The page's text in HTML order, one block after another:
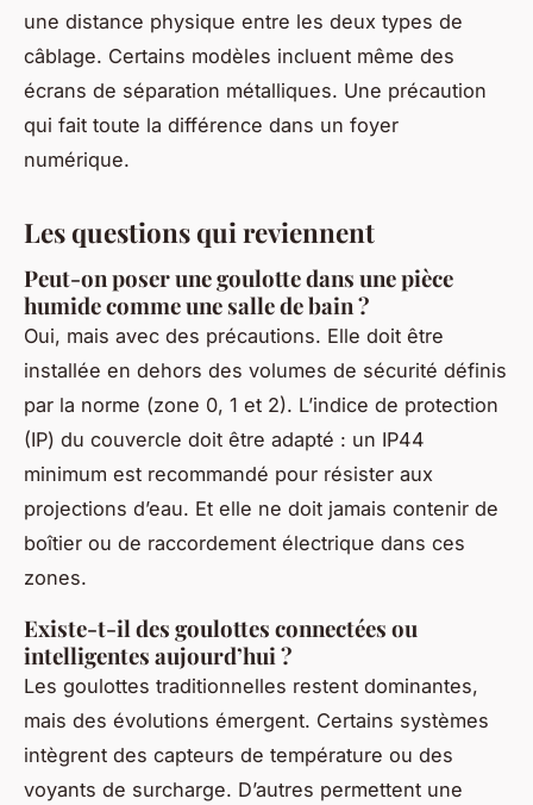
une distance physique entre les deux types de
câblage. Certains modèles incluent même des
écrans de séparation métalliques. Une précaution
qui fait toute la différence dans un foyer
numérique.
Les questions qui reviennent
Peut-on poser une goulotte dans une pièce
humide comme une salle de bain ?
Oui, mais avec des précautions. Elle doit être
installée en dehors des volumes de sécurité définis
par la norme (zone 0, 1 et 2). L’indice de protection
(IP) du couvercle doit être adapté : un IP44
minimum est recommandé pour résister aux
projections d’eau. Et elle ne doit jamais contenir de
boîtier ou de raccordement électrique dans ces
zones.
Existe-t-il des goulottes connectées ou
intelligentes aujourd’hui ?
Les goulottes traditionnelles restent dominantes,
mais des évolutions émergent. Certains systèmes
intègrent des capteurs de température ou des
voyants de surcharge. D’autres permettent une